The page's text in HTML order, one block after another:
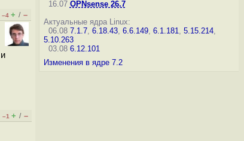
–4 + / –
–1 + / –
16.07 OPNsense 26.7
Актуальные ядра Linux:
06.08 7.1.7, 6.18.43, 6.6.149, 6.1.181, 5.15.214,
5.10.263
03.08 6.12.101
Изменения в ядре 7.2